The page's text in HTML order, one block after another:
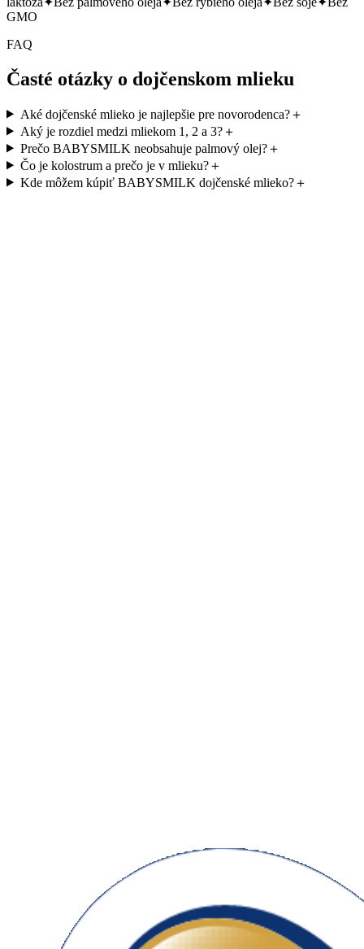
GMO
FAQ
Časté otázky o dojčenskom mlieku
Aké dojčenské mlieko je najlepšie pre novorodenca?＋
Aký je rozdiel medzi mliekom 1, 2 a 3?＋
Prečo BABYSMILK neobsahuje palmový olej?＋
Čo je kolostrum a prečo je v mlieku?＋
Kde môžem kúpiť BABYSMILK dojčenské mlieko?＋